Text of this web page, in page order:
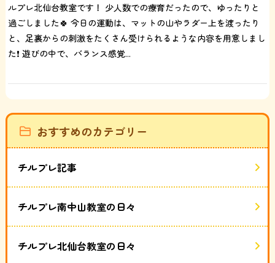
ルプレ北仙台教室です！ 少人数での療育だったので、ゆったりと
過ごしました🍀 今日の運動は、マットの山やラダー上を渡ったり
と、足裏からの刺激をたくさん受けられるような内容を用意しまし
た❗️ 遊びの中で、バランス感覚...
おすすめのカテゴリー
チルプレ記事
チルプレ南中山教室の日々
チルプレ北仙台教室の日々